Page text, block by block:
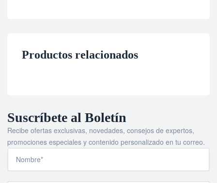
Productos relacionados
Suscríbete al Boletín
Recibe ofertas exclusivas, novedades, consejos de expertos,
promociones especiales y contenido personalizado en tu correo.